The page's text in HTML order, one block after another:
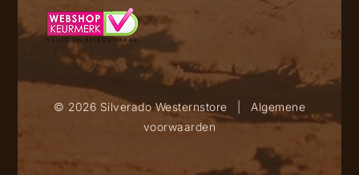
© 2026 Silverado Westernstore
Algemene
voorwaarden